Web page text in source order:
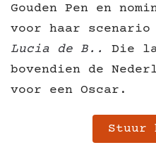
Gouden Pen en
voor haar
Lucia de B.. Die
bovendien de
voor een Oscar.
Stuur